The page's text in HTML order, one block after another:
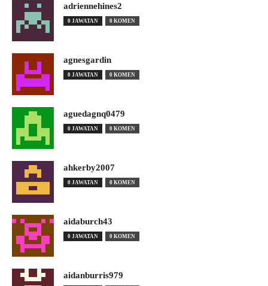
adriennehines2
0 JAWATAN 0 KOMEN
agnesgardin
0 JAWATAN 0 KOMEN
aguedagnq0479
0 JAWATAN 0 KOMEN
ahkerby2007
0 JAWATAN 0 KOMEN
aidaburch43
0 JAWATAN 0 KOMEN
aidanburris979